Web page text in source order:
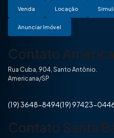
Venda Locação
Anunciar Imóvel
Contato
Rua Cuba, 904, Santo Antônio.
Americana/SP
(19) 3648-8494(19) 97423-
Contato Santa